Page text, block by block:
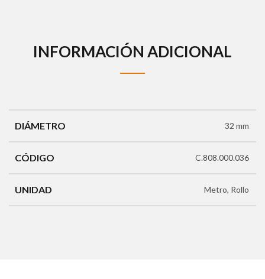
INFORMACIÓN ADICIONAL
DIÁMETRO 32 mm
CÓDIGO C.808.000.036
UNIDAD Metro, Rollo